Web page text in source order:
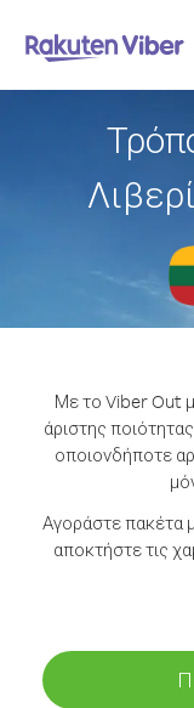
Με το Viber Out
άριστης
οποιονδήποτε
Αγοράστε πακέτα
αποκτήστε τις